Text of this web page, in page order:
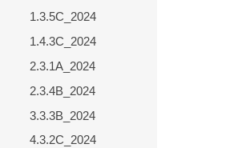
1.3.5C_2024
1.4.3C_2024
2.3.1A_2024
2.3.4B_2024
3.3.3B_2024
4.3.2C_2024